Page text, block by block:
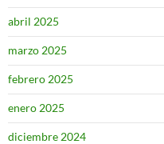
abril 2025
marzo 2025
febrero 2025
enero 2025
diciembre 2024